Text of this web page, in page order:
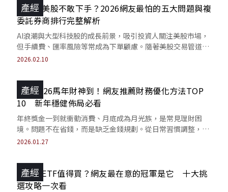
產經
想投資美股不敢下手？2026網友最怕的五大問題與複
委託券商排行完整解析
AI浪潮與大型科技股的成長前景，吸引投資人關注美股市場，
但手續費、匯率風險等常成為下單顧慮。隨著美股交易管道與
券商服務日益多元，相關痛點逐漸獲改善。
2026.02.10
產經
迎接2026馬年財神到！網友推薦財務優化方法TOP
10 新年穩健佈局必看
年終獎金一到就衝動消費、月底成為月光族，是常見理財困
境。問題不在省錢，而是缺乏金錢規劃。從日常習慣調整，建
立理財計畫，避免資金不知不覺流失。
2026.01.27
產經
主動式ETF值得買？網友最在意的冠軍是它 十大挑
選攻略一次看